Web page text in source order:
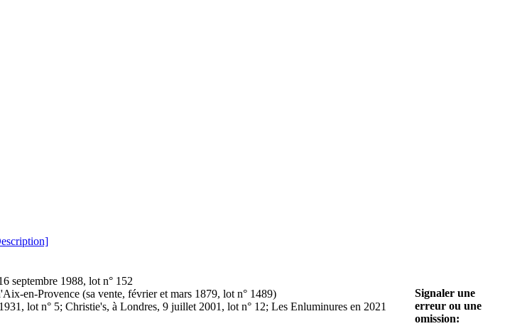
septembre 1988, lot n° 152
en-Provence (sa vente, février et mars 1879, lot n° 1489)
lot n° 5; Christie's, à Londres, 9 juillet 2001, lot n° 12; Les Enluminures en 2021
Signaler une
erreur ou une
omission: